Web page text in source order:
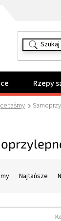
Rzepy
taśmy
Najtańsze